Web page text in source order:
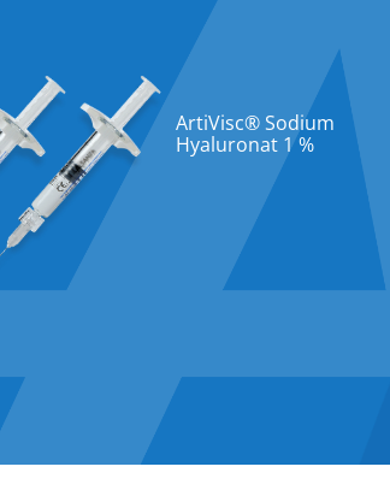
ArtiVisc® Sodium
Hyaluronat 1 %